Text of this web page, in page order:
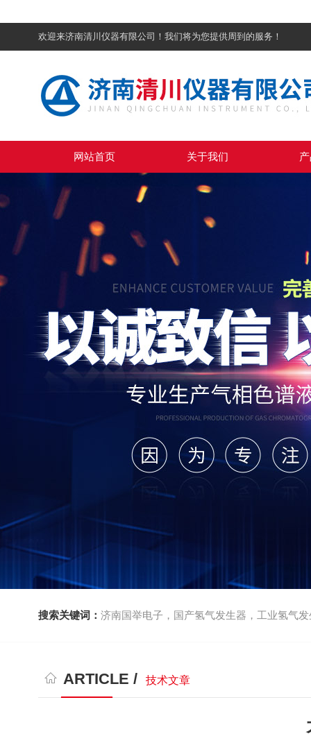
欢迎来济南清川仪器有限公司！我们将为您提供周到的服务！
网站首页 关于我们
搜索关键词： 济南国举电子，国产氢气发生器，工业氢气
ARTICLE / 技术文章